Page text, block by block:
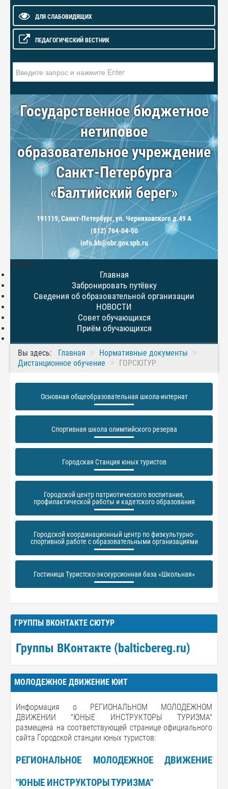
ДЛЯ СЛАБОВИДЯЩИХ
ПЕДАГОГИЧЕСКИЙ ВЕСТНИК
Государственное бюджетное
нетиповое
образовательное учреждение
Санкт-Петербурга
«Балтийский берег»
191119, Санкт-Петербург, ул. Черняховского д.49 А
(812) 764-04-00
info.bb@obr.gov.spb.ru
МЕНЮ
Главная
Забронировать путёвку
Сведения об образовательной организации
НОВОСТИ
Совет обучающихся
Приём обучающихся
Вы здесь: Главная
Нормативные документы
Дистанционное обучение
ГОРСЮТУР
Основная общеобразовательная школа-интернат
Спортивная школа олимпийского резерва
Городская Станция юных туристов
Городской центр патриотического воспитания,
профилактической работы и кадетского образования
Городской координационный центр по физкультурно-
спортивной работе с образовательными организациями
Гостиница Туристско-экскурсионная база «Школьная»
ГРУППЫ ВКОНТАКТЕ СЮТУР
Группы ВКонтакте (balticbereg.ru)
МОЛОДЕЖНОЕ ДВИЖЕНИЕ ЮИТ
Информация о РЕГИОНАЛЬНОМ МОЛОДЕЖНОМ
ДВИЖЕНИИ "ЮНЫЕ ИНСТРУКТОРЫ ТУРИЗМА"
размещена на соответствующей странице официального
сайта Городской станции юных туристов:
РЕГИОНАЛЬНОЕ МОЛОДЕЖНОЕ ДВИЖЕНИЕ
"ЮНЫЕ ИНСТРУКТОРЫ ТУРИЗМА"